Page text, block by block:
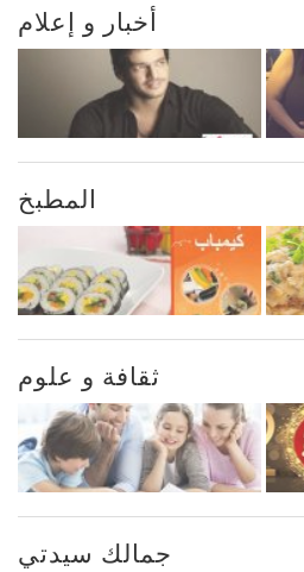
أخبار و إعلام
المطبخ
ثقافة و علوم
جمالك سيدتي